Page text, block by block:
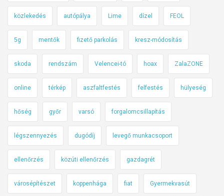
közlekedés autópálya Lime dízel FEOL
5g mentők fizető parkolás kresz-módosítás
skoda rendszám Velencei-tó hoax ZalaZONE
online térkép aszfaltfestés felfestés hülyeség
hőség győr varsó forgalomcsillapítás
légszennyezés dugódíj levegő munkacsoport
ellenőrzés közúti ellenőrzés gazdagrét
városépítészet koppenhága fiat Gyermekvasút